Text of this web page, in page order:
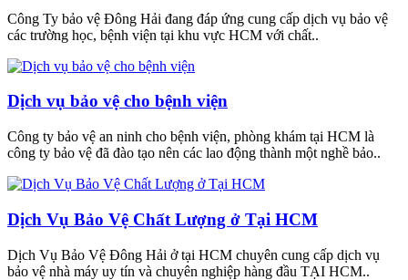
Công Ty bảo vệ Đông Hải đang đáp ứng cung cấp dịch vụ bảo vệ
các trường học, bệnh viện tại khu vực HCM với chất..
Dịch vụ bảo vệ cho bệnh viện
Công ty bảo vệ an ninh cho bệnh viện, phòng khám tại HCM là
công ty bảo vệ đã đào tạo nên các lao động thành một nghề bảo..
Dịch Vụ Bảo Vệ Chất Lượng ở Tại HCM
Dịch Vụ Bảo Vệ Đông Hải ở tại HCM chuyên cung cấp dịch vụ
bảo vệ nhà máy uy tín và chuyên nghiệp hàng đầu TẠI HCM..